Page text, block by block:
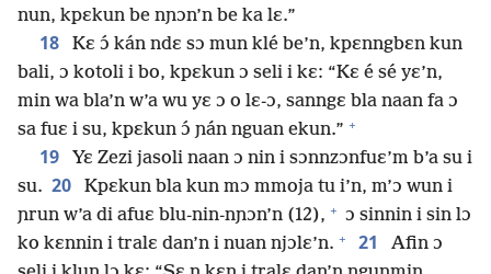
nun, kpɛkun be nɲɔn’n be ka lɛ.”
18
Kɛ ɔ́ kán ndɛ sɔ mun klé be’n, kpɛnngbɛn kun
bali, ɔ kotoli i bo, kpɛkun ɔ seli i kɛ: “Kɛ é sé yɛ’n,
min wa bla’n w’a wu yɛ ɔ o lɛ-ɔ, sanngɛ bla naan fa ɔ
sa fuɛ i su, kpɛkun ɔ́ ɲán nguan ekun.” +
19
Yɛ Zezi jasoli naan ɔ nin i sɔnnzɔnfuɛ’m b’a su i
su. 20
Kpɛkun bla kun mɔ mmoja tu i’n, m’ɔ wun i
ɲrun w’a di afuɛ blu-nin-nɲɔn’n (12), + ɔ sinnin i sin lɔ
ko kɛnnin i tralɛ dan’n i nuan njɔlɛ’n. + 21
Afin ɔ